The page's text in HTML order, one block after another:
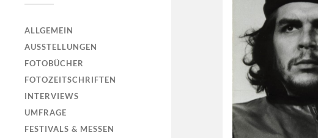
ALLGEMEIN
AUSSTELLUNGEN
FOTOBÜCHER
FOTOZEITSCHRIFTEN
INTERVIEWS
UMFRAGE
FESTIVALS & MESSEN